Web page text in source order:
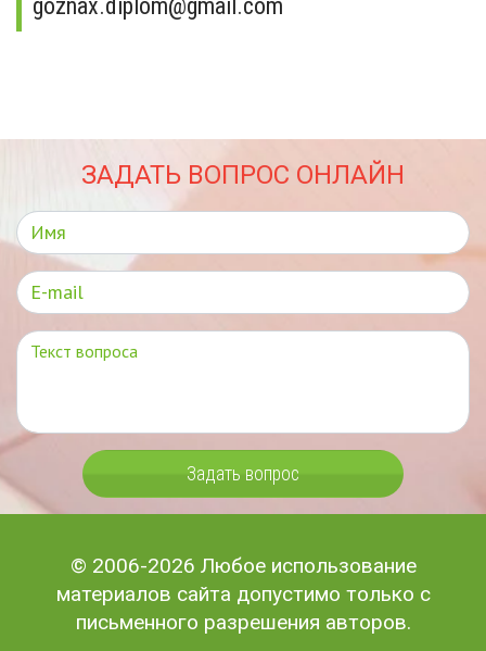
goznax.diplom@gmail.com
ЗАДАТЬ ВОПРОС ОНЛАЙН
Задать вопрос
© 2006-2026 Любое использование
материалов сайта допустимо только с
письменного разрешения авторов.